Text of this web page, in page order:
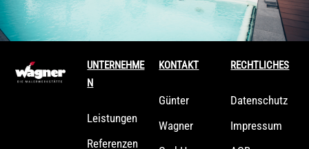
To
UNTERNEHME
N
Leistungen
Referenzen
KONTAKT
Günter
Wagner
RECHTLICHES
Datenschutz
Impressum